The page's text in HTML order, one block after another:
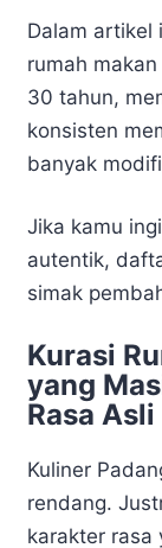
Dalam artikel
rumah
30 tahun,
konsisten
banyak
Jika kamu
autentik,
simak
Kurasi
yang
Rasa Asli
Kuliner
rendang.
karakter rasa